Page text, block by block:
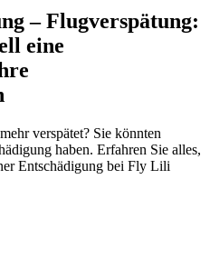
– Flugverspätung:
eine
verspätet? Sie könnten
haben. Erfahren Sie alles,
Entschädigung bei Fly Lili